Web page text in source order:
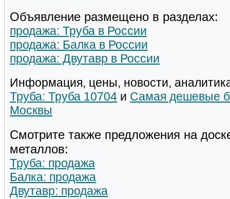
Объявление размещено в разделах:
продажа: Труба в России
продажа: Балка в России
продажа: Двутавр в России
Информация, цены, новости,
Труба: Труба 10704 и Самая дешевые
Москвы
Смотрите также предложения на
металлов:
Труба: продажа
Балка: продажа
Двутавр: продажа